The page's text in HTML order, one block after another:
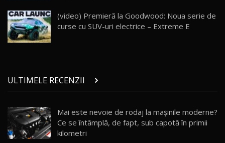
26
AutoBlog.MD
10:57
28
Noul Geely Monjaro 2025! Mai ieftin și mai
dotat / Test Drive AutoBlog.MD
29
ZEEKR 9X - PRIMUL TEST DRIVE ÎN ROMÂNĂ!
CUM SE CONDUCE?
33:40
(video) Premieră la Goodwood: Noua serie de
curse cu SUV-uri electrice – Extreme E
ULTIMELE RECENZII
Mai este nevoie de rodaj la mașinile moderne?
Ce se întâmplă, de fapt, sub capotă în primii
kilometri